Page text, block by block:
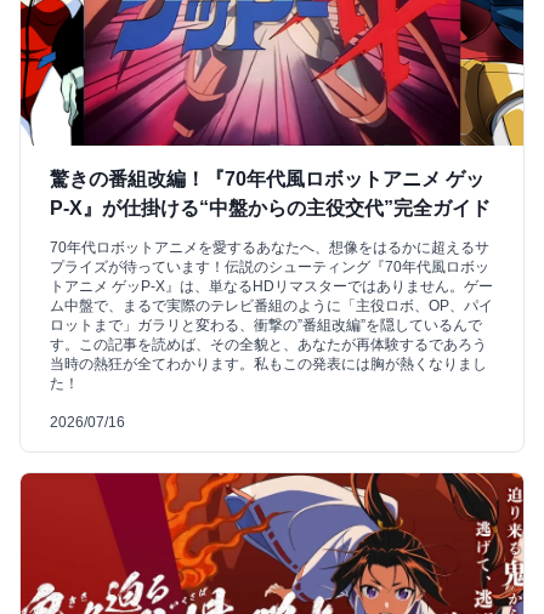
驚きの番組改編！『70年代風ロボットアニメ ゲッ
P-X』が仕掛ける“中盤からの主役交代”完全ガイド
70年代ロボットアニメを愛するあなたへ、想像をはるかに超えるサ
プライズが待っています！伝説のシューティング『70年代風ロボッ
トアニメ ゲッP-X』は、単なるHDリマスターではありません。ゲー
ム中盤で、まるで実際のテレビ番組のように「主役ロボ、OP、パイ
ロットまで」ガラリと変わる、衝撃の”番組改編”を隠しているんで
す。この記事を読めば、その全貌と、あなたが再体験するであろう
当時の熱狂が全てわかります。私もこの発表には胸が熱くなりまし
た！
2026/07/16